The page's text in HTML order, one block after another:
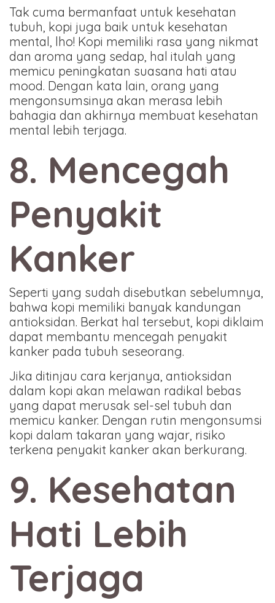
Tak cuma bermanfaat untuk kesehatan
tubuh, kopi juga baik untuk kesehatan
mental, lho! Kopi memiliki rasa yang nikmat
dan aroma yang sedap, hal itulah yang
memicu peningkatan suasana hati atau
mood. Dengan kata lain, orang yang
mengonsumsinya akan merasa lebih
bahagia dan akhirnya membuat kesehatan
mental lebih terjaga.
8. Mencegah
Penyakit
Kanker
Seperti yang sudah disebutkan sebelumnya,
bahwa kopi memiliki banyak kandungan
antioksidan. Berkat hal tersebut, kopi diklaim
dapat membantu mencegah penyakit
kanker pada tubuh seseorang.
Jika ditinjau cara kerjanya, antioksidan
dalam kopi akan melawan radikal bebas
yang dapat merusak sel-sel tubuh dan
memicu kanker. Dengan rutin mengonsumsi
kopi dalam takaran yang wajar, risiko
terkena penyakit kanker akan berkurang.
9. Kesehatan
Hati Lebih
Terjaga